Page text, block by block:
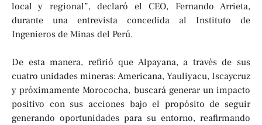
local y regional”, declaró el CEO, Fernando Arrieta,
durante una entrevista concedida al Instituto de
Ingenieros de Minas del Perú.
De esta manera, refirió que Alpayana, a través de sus
cuatro unidades mineras: Americana, Yauliyacu, Iscaycruz
y próximamente Morococha, buscará generar un impacto
positivo con sus acciones bajo el propósito de seguir
generando oportunidades para su entorno, reafirmando